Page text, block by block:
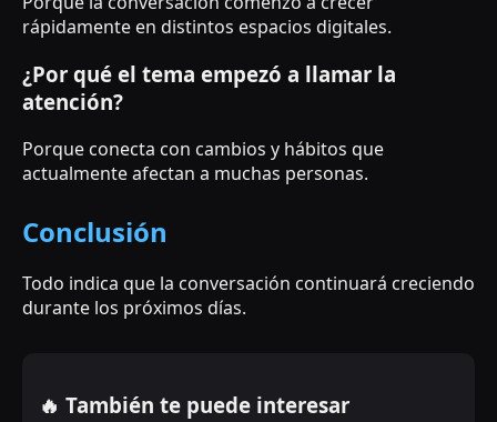
rápidamente en distintos espacios digitales.
¿Por qué el tema empezó a llamar la
atención?
Porque conecta con cambios y hábitos que
actualmente afectan a muchas personas.
Conclusión
Todo indica que la conversación continuará creciendo
durante los próximos días.
🔥 También te puede interesar